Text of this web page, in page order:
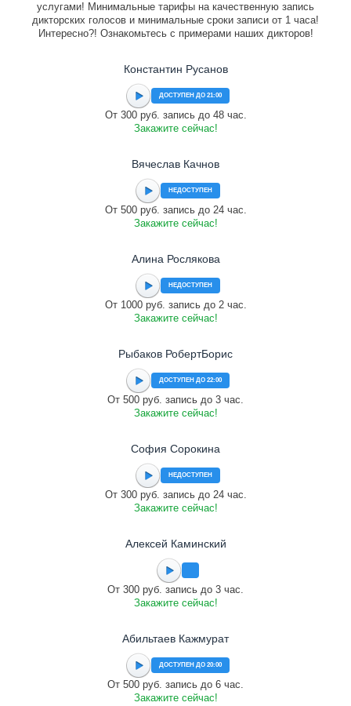
услугами! Минимальные тарифы на качественную запись
дикторских голосов и минимальные сроки записи от 1 часа!
Интересно?! Ознакомьтесь с примерами наших дикторов!
Константин Русанов
ДОСТУПЕН ДО 21:00
От 300 руб. запись до 48 час.
Закажите сейчас!
Вячеслав Качнов
НЕДОСТУПЕН
От 500 руб. запись до 24 час.
Закажите сейчас!
Алина Рослякова
НЕДОСТУПЕН
От 1000 руб. запись до 2 час.
Закажите сейчас!
Рыбаков РобертБорис
ДОСТУПЕН ДО 22:00
От 500 руб. запись до 3 час.
Закажите сейчас!
София Сорокина
НЕДОСТУПЕН
От 300 руб. запись до 24 час.
Закажите сейчас!
Алексей Каминский
От 300 руб. запись до 3 час.
Закажите сейчас!
Абильтаев Кажмурат
ДОСТУПЕН ДО 20:00
От 500 руб. запись до 6 час.
Закажите сейчас!